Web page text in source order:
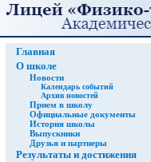
Главная
О школе
Новости
Календарь событий
Архив новостей
Прием в школу
Официальные документы
История школы
Выпускники
Друзья и партнеры
Результаты и достижения